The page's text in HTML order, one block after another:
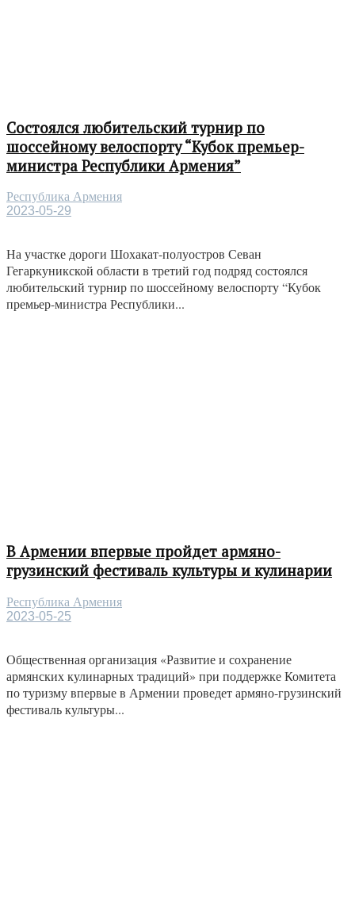
Состоялся любительский турнир по
шоссейному велоспорту “Кубок премьер-
министра Республики Армения”
Республика Армения
2023-05-29
На участке дороги Шохакат-полуостров Севан
Гегаркуникской области в третий год подряд состоялся
любительский турнир по шоссейному велоспорту “Кубок
премьер-министра Республики...
В Армении впервые пройдет армяно-
грузинский фестиваль культуры и кулинарии
Республика Армения
2023-05-25
Общественная организация «Развитие и сохранение
армянских кулинарных традиций» при поддержке Комитета
по туризму впервые в Армении проведет армяно-грузинский
фестиваль культуры...